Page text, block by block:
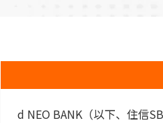
d NEO BANK（以下、住信